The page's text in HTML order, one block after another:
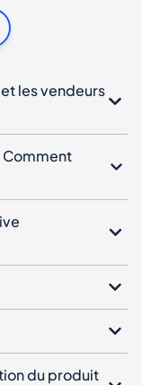
les vendeurs
du produit